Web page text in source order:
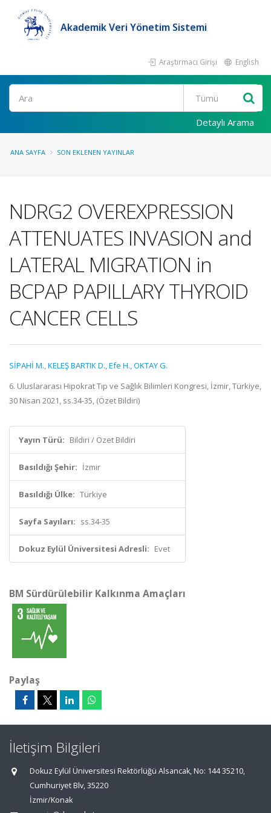
Akademik Veri Yönetim Sistemi
Araştırmacı Girişi English
Ara
Detaylı Arama
ANA SAYFA SON EKLENEN YAYINLAR
NDRG2 OVEREXPRESSION
ATTENUATES INVASION and
LATERAL MIGRATION in
BCPAP PAPILLARY THYROID
CANCER CELLS
SİPAHİ M.,KELEŞ BARTIK D.,Efe H.,OKTAY G.
6. Uluslararası Hipokrat Tıp ve Sağlık Bilimleri Kongresi, İzmir, Türkiye,
30 Nisan 2021, ss.34-35, (Özet Bildiri)
Yayın Türü: Bildiri / Özet Bildiri
Basıldığı Şehir: İzmir
Basıldığı Ülke: Türkiye
Sayfa Sayıları: ss.34-35
Dokuz Eylül Üniversitesi Adresli: Evet
BM Sürdürülebilir Kalkınma Amaçları
Paylaş
İletişim Bilgileri
Dokuz Eylül Üniversitesi Rektörlüğü Alsancak, No: 144 35210,
Cumhuriyet Blv, 35220
İzmir/Konak